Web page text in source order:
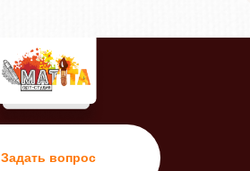
Задать вопрос